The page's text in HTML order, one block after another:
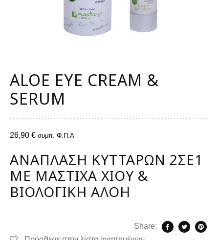
ALOE EYE CREAM &
SERUM
26,90 € συμπ. Φ.Π.Α
ΑΝΆΠΛΑΣΗ ΚΥΤΤΆΡΩΝ 2ΣΕ1
ΜΕ ΜΑΣΤΊΧΑ ΧΊΟΥ &
ΒΙΟΛΟΓΙΚΉ ΑΛΌΗ
Share: